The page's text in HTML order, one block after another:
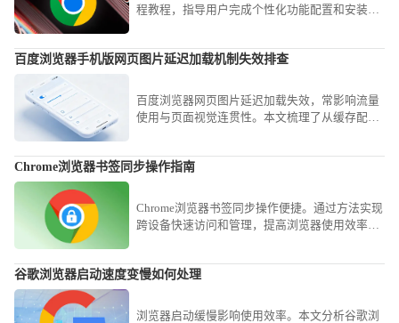
程教程，指导用户完成个性化功能配置和安装，
百度浏览器手机版网页图片延迟加载机制失效排查
百度浏览器网页图片延迟加载失效，常影响流量
使用与页面视觉连贯性。本文梳理了从缓存配置
畅。
Chrome浏览器书签同步操作指南
Chrome浏览器书签同步操作便捷。通过方法实现
跨设备快速访问和管理，提高浏览器使用效率和
谷歌浏览器启动速度变慢如何处理
浏览器启动缓慢影响使用效率。本文分析谷歌浏